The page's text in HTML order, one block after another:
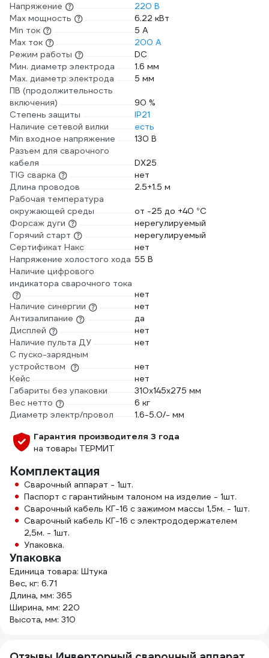
Напряжение
220 В
Max мощность
6.22 кВт
Min ток
5 А
Max ток
200 А
Режим работы
DC
Мин. диаметр электрода
1.6 мм
Мах. диаметр электрода
5 мм
ПВ (продолжительность
включения)
90 %
Степень защиты
IP21
Наличие сетевой вилки
есть
Min входное напряжение
130 В
Разъем для сварочного
кабеля
DX25
TIG сварка
нет
Длина проводов
2.5+1.5 м
Рабочая температура
окружающей среды
от -25 до +40 °С
Форсаж дуги
нерегулируемый
Горячий старт
нерегулируемый
Сертификат Накс
нет
Напряжение холостого хода 55 В
Наличие цифрового
индикатора сварочного тока
нет
Наличие синергии
нет
Антизалипание
да
Дисплей
нет
Наличие пульта ДУ
нет
С пуско-зарядным
устройством
нет
Кейс
нет
Габариты без упаковки
310х145х275 мм
Вес нетто
6 кг
Диаметр электр/провол
1.6-5.0/- мм
Гарантия производителя 3 года
на товары ТЕРМИТ
Комплектация
Сварочный аппарат - 1шт.
Паспорт с гарантийным талоном на изделие - 1шт.
Сварочный кабель КГ-16 с зажимом массы 1,5м. - 1шт.
Сварочный кабель КГ-16 с электрододержателем
2,5м. - 1шт.
Упаковка.
Упаковка
Единица товара: Штука
Вес, кг: 6.71
Длина, мм: 365
Ширина, мм: 220
Высота, мм: 310